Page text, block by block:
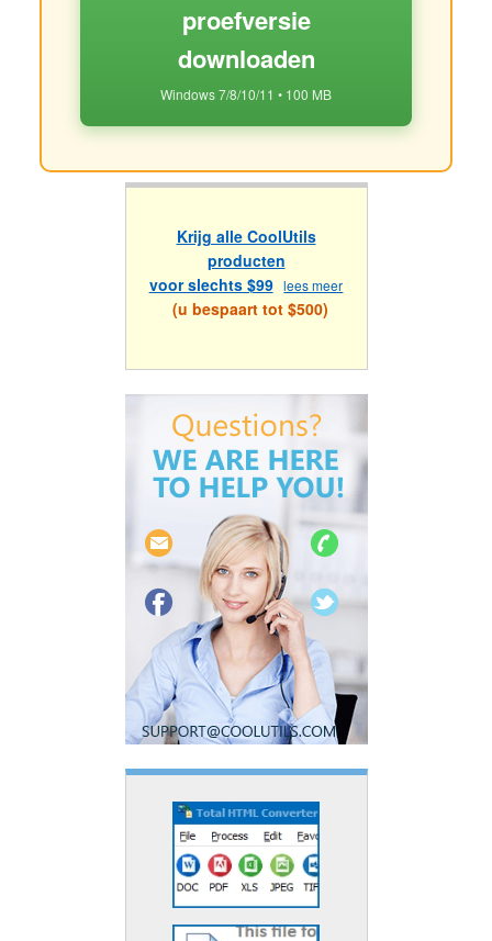
proefversie
downloaden
Windows 7/8/10/11 • 100 MB
Krijg alle CoolUtils
producten
voor slechts $99 lees meer
(u bespaart tot $500)